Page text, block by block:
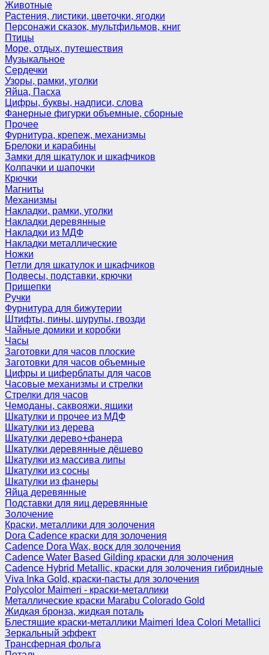
Животные
Растения, листики, цветочки, ягодки
Персонажи сказок, мультфильмов, книг
Птицы
Море, отдых, путешествия
Музыкальное
Сердечки
Узоры, рамки, уголки
Яйца, Пасха
Цифры, буквы, надписи, слова
Фанерные фигурки объемные, сборные
Прочее
Фурнитура, крепеж, механизмы
Брелоки и карабины
Замки для шкатулок и шкафчиков
Колпачки и шапочки
Крючки
Магниты
Механизмы
Накладки, рамки, уголки
Накладки деревянные
Накладки из МДФ
Накладки металлические
Ножки
Петли для шкатулок и шкафчиков
Подвесы, подставки, крючки
Прищепки
Ручки
Фурнитура для бижутерии
Штифты, пины, шурупы, гвозди
Чайные домики и коробки
Часы
Заготовки для часов плоские
Заготовки для часов объемные
Цифры и циферблаты для часов
Часовые механизмы и стрелки
Стрелки для часов
Чемоданы, саквояжи, ящики
Шкатулки и прочее из МДФ
Шкатулки из дерева
Шкатулки дерево+фанера
Шкатулки деревянные дёшево
Шкатулки из массива липы
Шкатулки из сосны
Шкатулки из фанеры
Яйца деревянные
Подставки для яиц деревянные
Золочение
Краски, металлики для золочения
Dora Cadence краски для золочения
Cadence Dora Wax, воск для золочения
Cadence Water Based Gilding краски для золочения
Cadence Hybrid Metallic, краски для золочения гибридные
Viva Inka Gold, краски-пасты для золочения
Polycolor Maimeri - краски-металлики
Металлические краски Marabu Colorado Gold
Жидкая бронза, жидкая поталь
Блестящие краски-металлики Maimeri Idea Colori Metallici
Зеркальный эффект
Трансферная фольга